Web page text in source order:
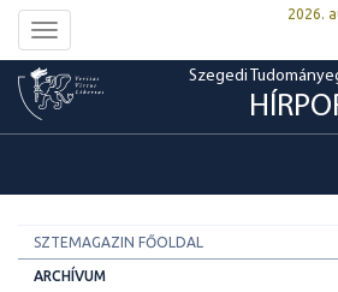
Toggle
navigation
2026.
Szegedi
SZTEMAGAZIN FŐOLDAL
ARCHÍVUM